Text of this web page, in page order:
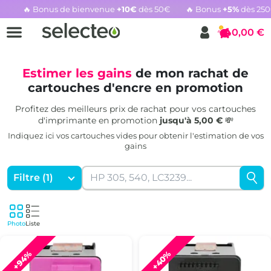
🔥 Bonus de bienvenue +10€ dès 50€ 🔥 Bonus +5%dès
Rachat cartouche vide, voir l'offre promotionnelle
Panier
0,00 €
Estimer les gains de mon rachat de
cartouches d'encre en promotion
Profitez des meilleurs prix de rachat pour vos cartouches
d'imprimante en promotion jusqu'à 5,00 €💸
Indiquez ici vos cartouches vides pour obtenir l'estimation de vos
gains
Filtre (1)
PhotoListe
+94% +40%